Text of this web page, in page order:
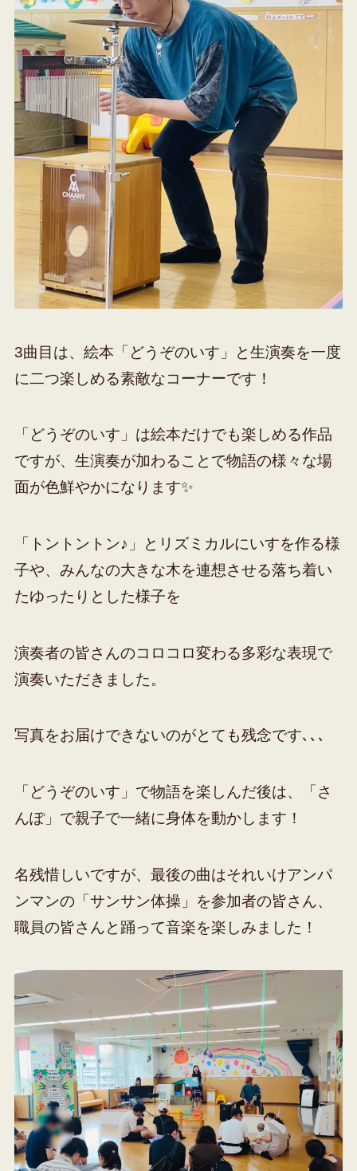
3曲目は、絵本「どうぞのいす」と生演奏を一度
に二つ楽しめる素敵なコーナーです！
「どうぞのいす」は絵本だけでも楽しめる作品
ですが、生演奏が加わることで物語の様々な場
面が色鮮やかになります✨
「トントントン♪」とリズミカルにいすを作る様
子や、みんなの大きな木を連想させる落ち着い
たゆったりとした様子を
演奏者の皆さんのコロコロ変わる多彩な表現で
演奏いただきました。
写真をお届けできないのがとても残念です､､､
「どうぞのいす」で物語を楽しんだ後は、「さ
んぽ」で親子で一緒に身体を動かします！
名残惜しいですが、最後の曲はそれいけアンパ
ンマンの「サンサン体操」を参加者の皆さん、
職員の皆さんと踊って音楽を楽しみました！